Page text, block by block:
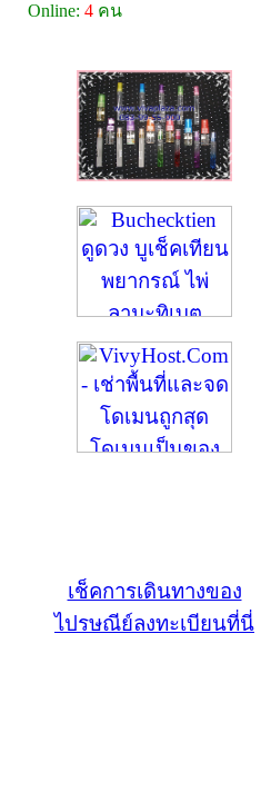
Online: 4 คน
เช็คการเดินทางของ
ไปรษณีย์ลงทะเบียนที่นี่